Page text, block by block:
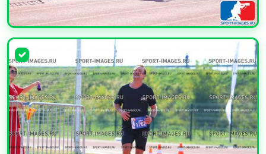
УВЕЛИЧИТЬ